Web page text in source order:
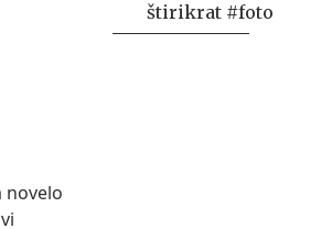
štirikrat #foto